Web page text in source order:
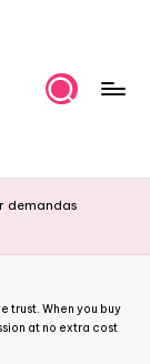
demandas
trust. When you buy
at no extra cost